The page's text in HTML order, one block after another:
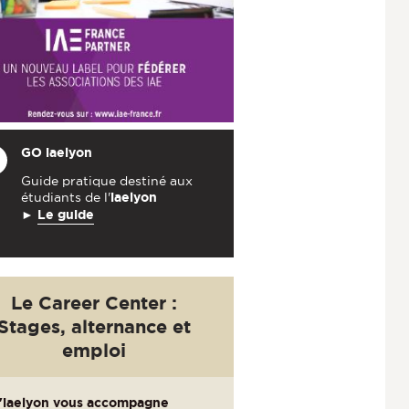
GO iaelyon
Guide pratique destiné aux
étudiants de l'iaelyon
► Le guide
Le Career Center :
alternance et
emploi
vous accompagne